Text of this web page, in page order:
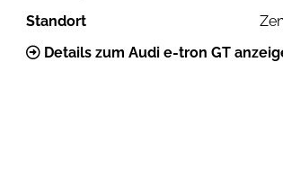
Standort
Details zum Audi e-tron GT